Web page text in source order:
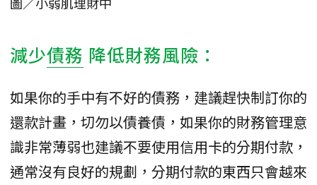
減少債務 降低財務風險：
如果你的手中有不好的債務，建議趕快制訂你的
還款計畫，切勿以債養債，如果你的財務管理意
識非常薄弱也建議不要使用信用卡的分期付款，
通常沒有良好的規劃，分期付款的東西只會越來